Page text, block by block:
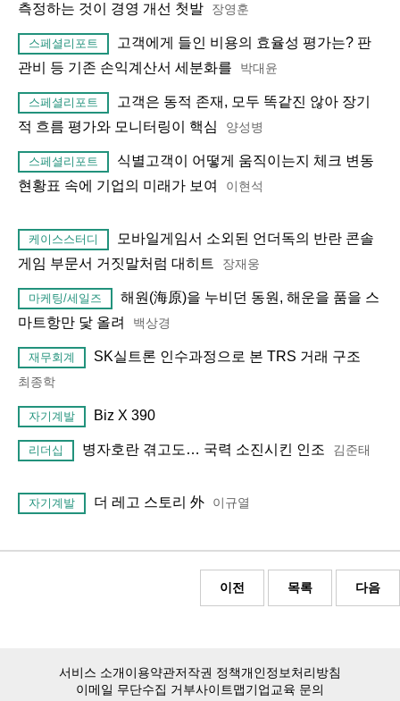
측정하는 것이 경영 개선 첫발
장영훈
스페셜리포트
고객에게 들인 비용의 효율성 평가는? 판
관비 등 기존 손익계산서 세분화를
박대윤
스페셜리포트
고객은 동적 존재, 모두 똑같진 않아 장기
적 흐름 평가와 모니터링이 핵심
양성병
스페셜리포트
식별고객이 어떻게 움직이는지 체크 변동
현황표 속에 기업의 미래가 보여
이현석
케이스스터디
모바일게임서 소외된 언더독의 반란 콘솔
게임 부문서 거짓말처럼 대히트
장재웅
마케팅/세일즈
해원(海原)을 누비던 동원, 해운을 품을 스
마트항만 닻 올려
백상경
재무회계 SK실트론 인수과정으로 본 TRS 거래 구조
최종학
자기계발 Biz X 390
리더십 병자호란 겪고도… 국력 소진시킨 인조 김준태
자기계발 더 레고 스토리 外 이규열
이전 목록 다음
서비스 소개이용약관저작권 정책개인정보처리방침
이메일 무단수집 거부사이트맵기업교육 문의